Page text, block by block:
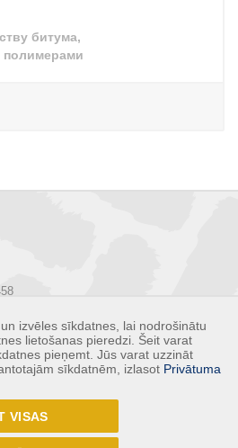
битума,
izvēles sīkdatnes, lai nodrošinātu
lietošanas pieredzi. Šeit varat
pieņemt. Jūs varat uzzināt
sīkdatnēm, izlasot Privātuma
VISAS